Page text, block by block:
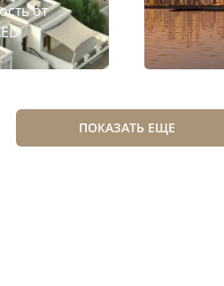
от
ПОКАЗАТЬ ЕЩЕ